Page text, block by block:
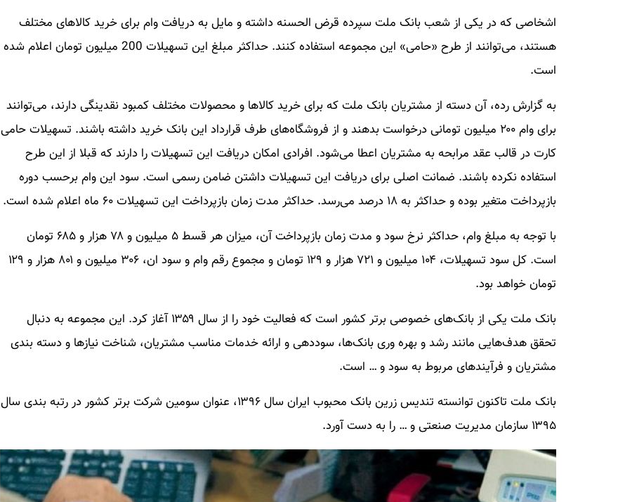
اشخاصی که در یکی از شعب بانک ملت سپرده قرض الحسنه داشته و مایل به دریافت وام برای خرید کالاهای مختلف
هستند، می‌توانند از طرح «حامی» این مجموعه استفاده کنند. حداکثر مبلغ این تسهیلات 200 میلیون تومان اعلام شده
است.
به گزارش رده، آن دسته از مشتریان بانک ملت که برای خرید کالاها و محصولات مختلف کمبود نقدینگی دارند، می‌توانند
برای وام ۲۰۰ میلیون تومانی درخواست بدهند و از فروشگاه‌های طرف قرارداد این بانک خرید داشته باشند. تسهیلات حامی
کارت در قالب عقد مرابحه به مشتریان اعطا می‌شود. افرادی امکان دریافت این تسهیلات را دارند که قبلا از این طرح
استفاده نکرده باشند. ضمانت اصلی برای دریافت این تسهیلات داشتن ضامن رسمی است. سود این وام برحسب دوره
بازپرداخت متغیر بوده و حداکثر به ۱۸ درصد می‌رسد. حداکثر مدت زمان بازپرداخت این تسهیلات ۶۰ ماه اعلام شده است.
با توجه به مبلغ وام، حداکثر نرخ سود و مدت زمان بازپرداخت آن، میزان هر قسط ۵ میلیون و ۷۸ هزار و ۶۸۵ تومان
است. کل سود تسهیلات، ۱۰۴ میلیون و ۷۲۱ هزار و ۱۲۹ تومان و مجموع رقم وام و سود ان، ۳۰۶ میلیون و ۸۰۱ هزار و ۱۲۹
تومان خواهد بود.
بانک ملت یکی از بانک‌های خصوصی برتر کشور است که فعالیت خود را از سال ۱۳۵۹ آغاز کرد. این مجموعه به دنبال
تحقق هدف‌هایی مانند رشد و بهره وری بانک‌ها، سوددهی و ارائه خدمات مناسب مشتریان، شناخت نیازها و دسته بندی
مشتریان و فرآیندهای مربوط به سود و … است.
بانک ملت تاکنون توانسته تندیس زرین بانک محبوب ایران سال ۱۳۹۶، عنوان سومین شرکت برتر کشور در رتبه بندی سال
۱۳۹۵ سازمان مدیریت صنعتی و … را به دست آورد.